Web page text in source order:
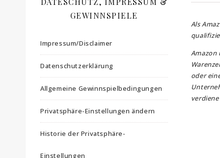
GEWINNSPIELE
Impressum/Disclaimer
Datenschutzerklärung
Allgemeine Gewinnspielbedingungen
Privatsphäre-Einstellungen ändern
Historie der Privatsphäre-
Einstellungen
Als
Amazon
oder